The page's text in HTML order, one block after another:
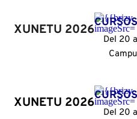
XUNETU 2026
Del 20
XUNETU 2026
Del 20